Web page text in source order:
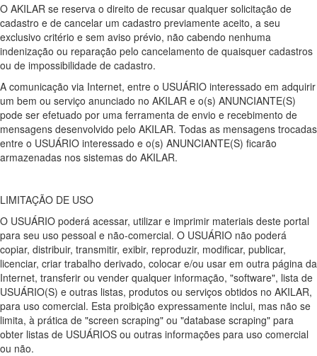
O AKILAR se reserva o direito de recusar qualquer solicitação de
cadastro e de cancelar um cadastro previamente aceito, a seu
exclusivo critério e sem aviso prévio, não cabendo nenhuma
indenização ou reparação pelo cancelamento de quaisquer cadastros
ou de impossibilidade de cadastro.
A comunicação via Internet, entre o USUÁRIO interessado em adquirir
um bem ou serviço anunciado no AKILAR e o(s) ANUNCIANTE(S)
pode ser efetuado por uma ferramenta de envio e recebimento de
mensagens desenvolvido pelo AKILAR. Todas as mensagens trocadas
entre o USUÁRIO interessado e o(s) ANUNCIANTE(S) ficarão
armazenadas nos sistemas do AKILAR.
LIMITAÇÃO DE USO
O USUÁRIO poderá acessar, utilizar e imprimir materiais deste portal
para seu uso pessoal e não-comercial. O USUÁRIO não poderá
copiar, distribuir, transmitir, exibir, reproduzir, modificar, publicar,
licenciar, criar trabalho derivado, colocar e/ou usar em outra página da
Internet, transferir ou vender qualquer informação, "software", lista de
USUÁRIO(S) e outras listas, produtos ou serviços obtidos no AKILAR,
para uso comercial. Esta proibição expressamente inclui, mas não se
limita, à prática de "screen scraping" ou "database scraping" para
obter listas de USUÁRIOS ou outras informações para uso comercial
ou não.